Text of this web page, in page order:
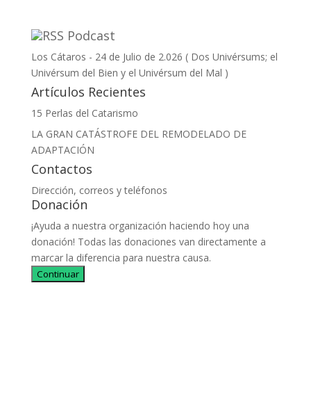
Podcast
Los Cátaros - 24 de Julio de 2.026 ( Dos Univérsums; el
Univérsum del Bien y el Univérsum del Mal )
Artículos Recientes
15 Perlas del Catarismo
LA GRAN CATÁSTROFE DEL REMODELADO DE
ADAPTACIÓN
Contactos
Dirección, correos y teléfonos
Donación
¡Ayuda a nuestra organización haciendo hoy una
donación! Todas las donaciones van directamente a
marcar la diferencia para nuestra causa.
Continuar